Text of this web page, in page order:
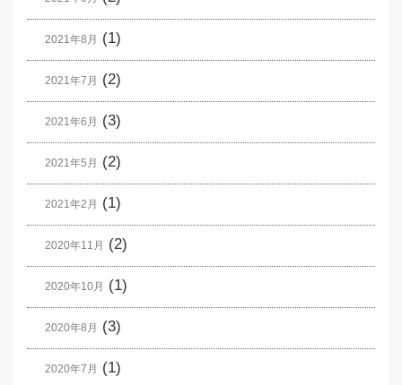
2021年8月 (1)
2021年7月 (2)
2021年6月 (3)
2021年5月 (2)
2021年2月 (1)
2020年11月 (2)
2020年10月 (1)
2020年8月 (3)
2020年7月 (1)